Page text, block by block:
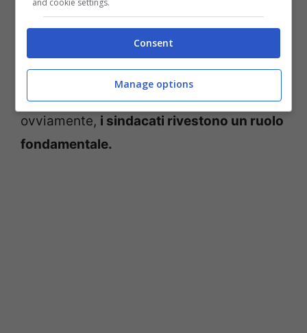
Una provocazione quindi quella del comico
genovese, perchè in democrazia,
ovviamente, i sindacati rivestono un ruolo
fondamentale.
Consent
Manage options